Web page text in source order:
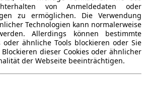
von Anmeldedaten oder
zu ermöglichen. Die Verwendung
Technologien kann normalerweise
Allerdings können bestimmte
oder ähnliche Tools blockieren oder Sie
dieser Cookies oder ähnlicher
der Webseite beeinträchtigen.